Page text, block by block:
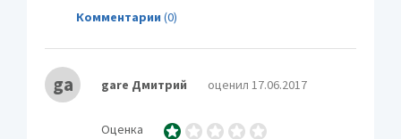
Комментарии (0)
ga gare Дмитрий оценил 17.06.2017
Оценка